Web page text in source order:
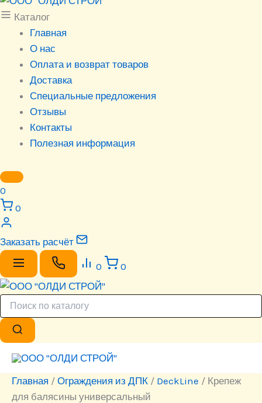
Каталог
Главная
О нас
Оплата и возврат товаров
Доставка
Специальные предложения
Отзывы
Контакты
Полезная информация
0
0
Заказать расчёт
0 0
Главная / Ограждения из ДПК / DeckLine / Крепеж
для балясины универсальный